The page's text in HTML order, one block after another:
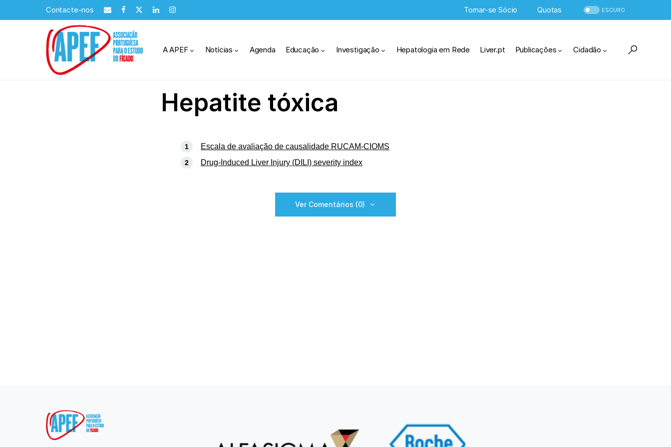
Contacte-nos Tornar-se Sócio Quotas ESCURO
A APEF Notícias Agenda Educação Investigação Hepatologia em Rede Liver.pt Publicações Cidadão
Hepatite tóxica
Escala de avaliação de causalidade RUCAM-CIOMS
Drug-Induced Liver Injury (DILI) severity index
Ver Comentários (0)